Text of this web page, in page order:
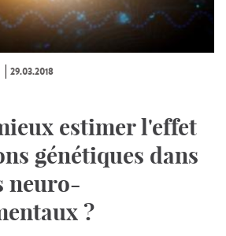
29.03.2018
estimer l'effet
génétiques dans
neuro-
?